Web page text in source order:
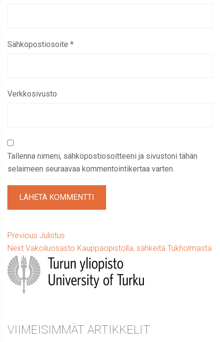
Sähköpostiosoite *
Verkkosivusto
Tallenna nimeni, sähköpostiosoitteeni ja sivustoni tähän
selaimeen seuraavaa kommentointikertaa varten.
Artikkelien
selaus
Previous Previous
post:
Julistus
Next Next
post:
Vakoiluosasto Kauppaopistolla, sähkeitä Tukholmasta
Sidebar
VIIMEISIMMÄT ARTIKKELIT